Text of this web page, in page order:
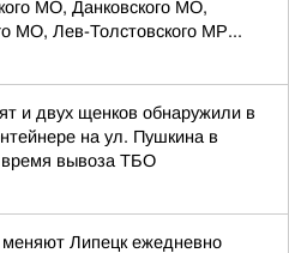
МО, Данковского МО,
МО, Лев-Толстовского МР...
и двух щенков обнаружили в
на ул. Пушкина в
вывоза ТБО
Липецк ежедневно